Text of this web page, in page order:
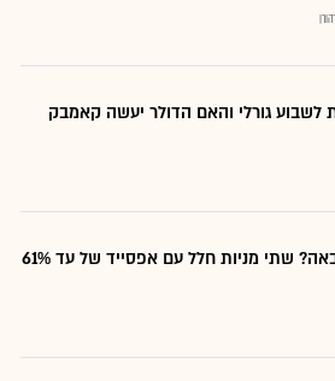
לשבוע גורלי והאם הדולר יעשה קאמבק